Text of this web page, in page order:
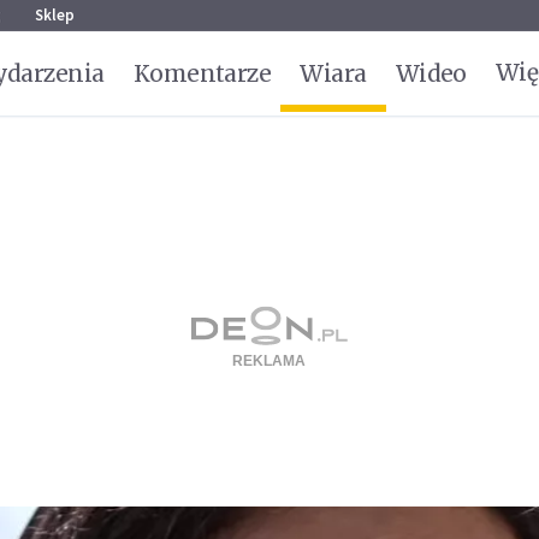
Sklep
Komentarze Wiara Wideo